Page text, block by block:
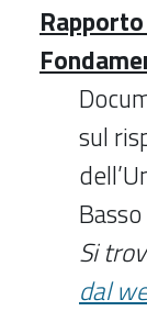
sul
Si
dal